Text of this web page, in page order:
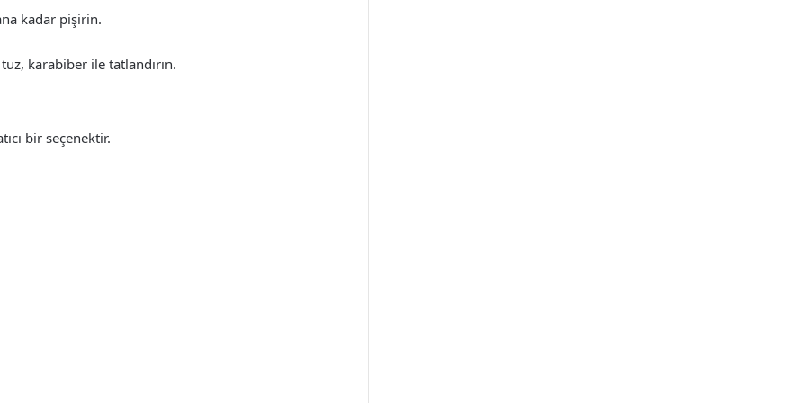
kadar pişirin.
karabiber ile tatlandırın.
bir seçenektir.